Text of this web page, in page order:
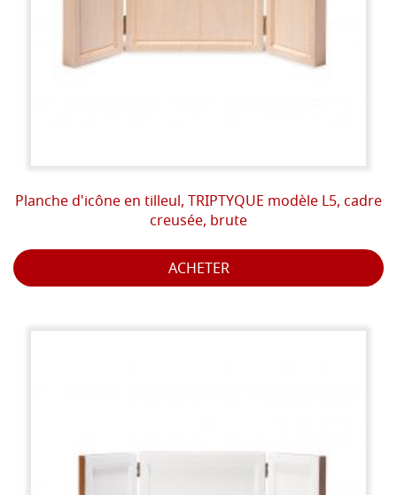
Planche d'icône en tilleul, TRIPTYQUE modèle L5, cadre
creusée, brute
ACHETER